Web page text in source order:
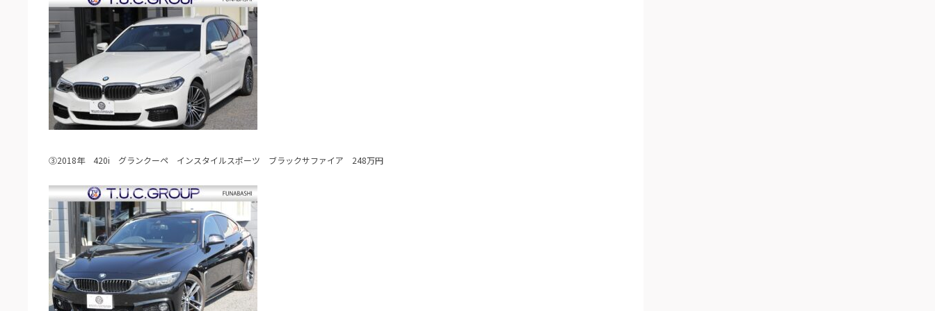
③2018年 420i グランクーペ インスタイルスポーツ ブラックサファイア 248万円